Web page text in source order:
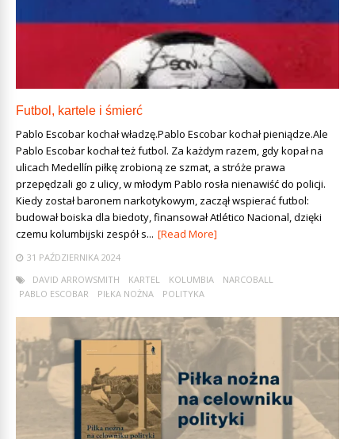
Futbol, kartele i śmierć
Pablo Escobar kochał władzę.Pablo Escobar kochał pieniądze.Ale
Pablo Escobar kochał też futbol. Za każdym razem, gdy kopał na
ulicach Medellín piłkę zrobioną ze szmat, a stróże prawa
przepędzali go z ulicy, w młodym Pablo rosła nienawiść do policji.
Kiedy został baronem narkotykowym, zaczął wspierać futbol:
budował boiska dla biedoty, finansował Atlético Nacional, dzięki
czemu kolumbijski zespół s... [Read More]
31 PAŹDZIERNIKA 2024
DAVID ARROWSMITH
KARTEL KOLUMBIA
NARCOBALL
PABLO ESCOBAR
PIŁKA NOŻNA POLITYKA